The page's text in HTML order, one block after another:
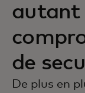
autant
de
De plus en